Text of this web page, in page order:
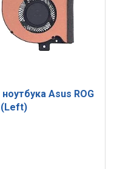
Asus ROG
(Left)